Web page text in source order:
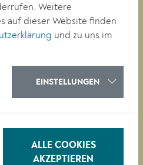
Weitere
auf dieser Website finden
und zu uns im
EINSTELLUNGEN
ALLE COOKIES
AKZEPTIEREN